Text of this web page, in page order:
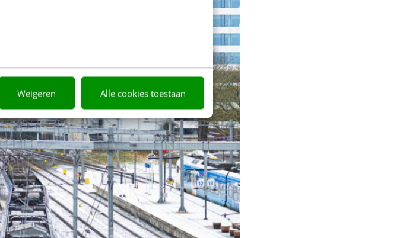
Weigeren Alle cookies toestaan